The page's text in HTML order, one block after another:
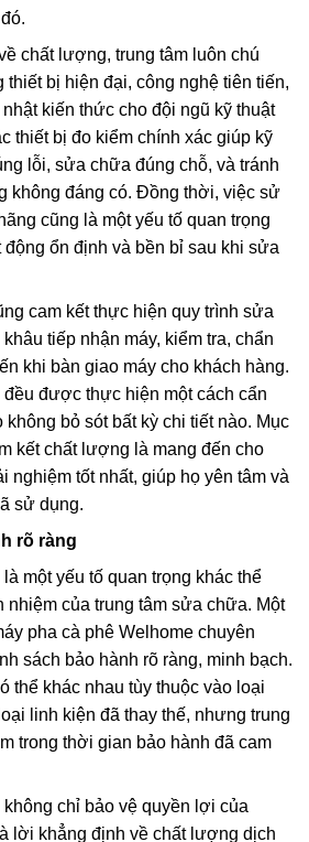
chất lượng, trung tâm luôn chú
thiết bị hiện đại, công nghệ tiên tiến,
kiến thức cho đội ngũ kỹ thuật
thiết bị đo kiểm chính xác giúp kỹ
lỗi, sửa chữa đúng chỗ, và tránh
không đáng có. Đồng thời, việc sử
cũng là một yếu tố quan trọng
động ổn định và bền bỉ sau khi sửa
cam kết thực hiện quy trình sửa
tiếp nhận máy, kiểm tra, chẩn
khi bàn giao máy cho khách hàng.
được thực hiện một cách cẩn
không bỏ sót bất kỳ chi tiết nào. Mục
kết chất lượng là mang đến cho
nghiệm tốt nhất, giúp họ yên tâm và
sử dụng.
rõ ràng
một yếu tố quan trọng khác thể
nhiệm của trung tâm sửa chữa. Một
pha cà phê Welhome chuyên
sách bảo hành rõ ràng, minh bạch.
thể khác nhau tùy thuộc vào loại
linh kiện đã thay thế, nhưng trung
trong thời gian bảo hành đã cam
chỉ bảo vệ quyền lợi của
lời khẳng định về chất lượng dịch